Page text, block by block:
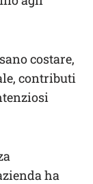
costare,
contributi
ha